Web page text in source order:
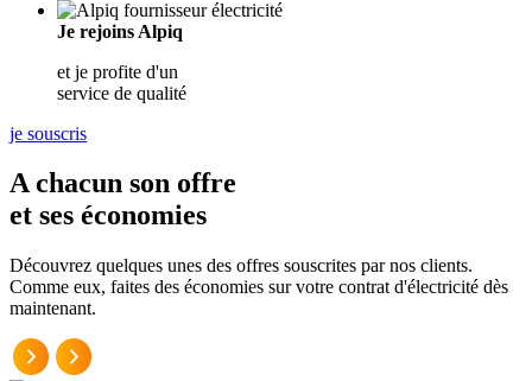
Je rejoins Alpiq
et je profite d'un
service de qualité
je souscris
A chacun son offre
et ses économies
Découvrez quelques unes des offres souscrites par nos clients.
Comme eux, faites des économies sur votre contrat d'électricité dès
maintenant.